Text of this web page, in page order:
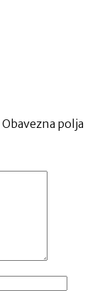
Obavezna polja